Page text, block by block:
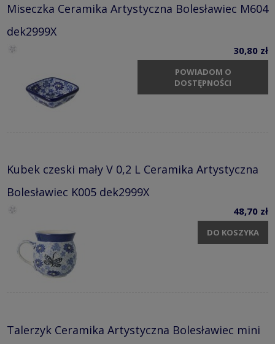
Miseczka Ceramika Artystyczna Bolesławiec M604
dek2999X
30,80 zł
POWIADOM O
DOSTĘPNOŚCI
Kubek czeski mały V 0,2 L Ceramika Artystyczna
Bolesławiec K005 dek2999X
48,70 zł
DO KOSZYKA
Talerzyk Ceramika Artystyczna Bolesławiec mini